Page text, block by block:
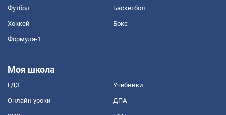
Футбол Баскетбол
Хоккей Бокс
Формула-1
Моя школа
ГДЗ Учебники
Онлайн уроки ДПА